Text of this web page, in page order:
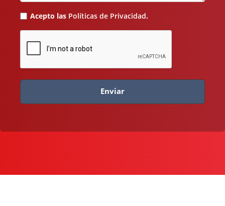
Acepto las Políticas de Privacidad.
Enviar